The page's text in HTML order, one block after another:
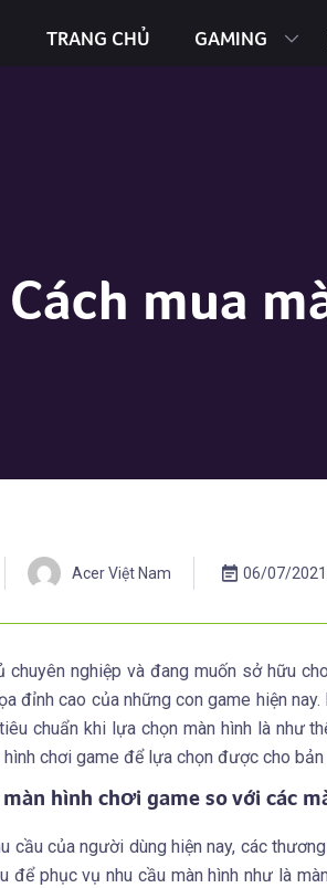
TRANG CHỦ GAMING
Cách mua
Acer Việt Nam 06/07/2021
chuyên nghiệp và đang muốn sở hữu
đỉnh cao của những con game hiện
chuẩn khi lựa chọn màn hình là như
chơi game để lựa chọn được cho
hình chơi game so với các
cầu của người dùng hiện nay, các
để phục vụ nhu cầu màn hình như là